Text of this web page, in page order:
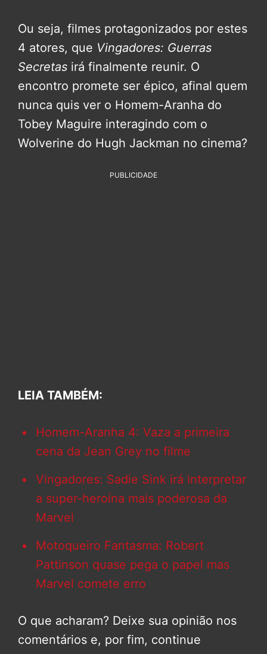
Ou seja, filmes protagonizados por estes
4 atores, que Vingadores: Guerras
Secretas irá finalmente reunir. O
encontro promete ser épico, afinal quem
nunca quis ver o Homem-Aranha do
Tobey Maguire interagindo com o
Wolverine do Hugh Jackman no cinema?
PUBLICIDADE
LEIA TAMBÉM:
Homem-Aranha 4: Vaza a primeira
cena da Jean Grey no filme
Vingadores: Sadie Sink irá interpretar
a super-heroína mais poderosa da
Marvel
Motoqueiro Fantasma: Robert
Pattinson quase pega o papel mas
Marvel comete erro
O que acharam? Deixe sua opinião nos
comentários e, por fim, continue